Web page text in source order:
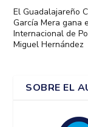
El Guadalajareño
García Mera gana
Internacional de
Miguel Hernández
SOBRE EL